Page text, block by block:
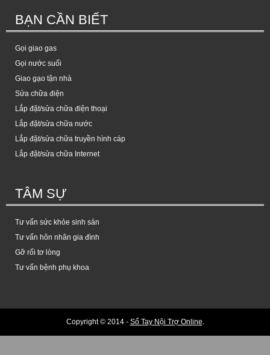
BẠN CẦN BIẾT
Gọi giao gas
Gọi nước suối
Giao gạo tận nhà
Sửa chữa điện
Lắp đặt/sửa chữa điện thoại
Lắp đặt/sửa chữa nước
Lắp đặt/sửa chữa truyền hình cáp
Lắp đặt/sửa chữa Internet
TÂM SỰ
Tư vấn sức khỏe sinh sản
Tư vấn hôn nhân gia đình
Gỡ rối tơ lòng
Tư vấn bệnh phụ khoa
Copyright © 2014 - Sổ Tay Nội Trợ Online.